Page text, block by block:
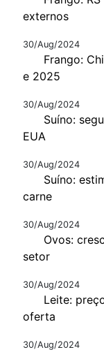
externos
30/Aug/2024
Frango:
e 2025
30/Aug/2024
Suíno:
EUA
30/Aug/2024
Suíno:
carne
30/Aug/2024
Ovos:
setor
30/Aug/2024
Leite:
oferta
30/Aug/2024